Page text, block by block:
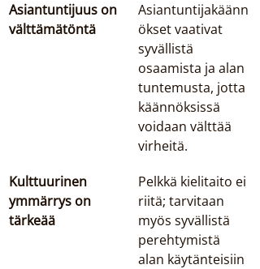
Asiantuntijuus on
välttämätöntä
Asiantuntijakäänn
ökset vaativat
syvällistä
osaamista ja alan
tuntemusta, jotta
käännöksissä
voidaan välttää
virheitä.
Kulttuurinen
ymmärrys on
tärkeää
Pelkkä kielitaito ei
riitä; tarvitaan
myös syvällistä
perehtymistä
alan käytänteisiin